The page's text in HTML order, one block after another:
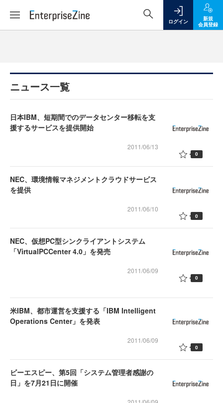
ログイン
新規
会員登録
ニュース一覧
日本IBM、短期間でのデータセンター移転を支
援するサービスを提供開始
2011/06/13
0
NEC、環境情報マネジメントクラウドサービス
を提供
2011/06/10
0
NEC、仮想PC型シンクライアントシステム
「VirtualPCCenter 4.0」を発売
2011/06/09
0
米IBM、都市運営を支援する「IBM Intelligent
Operations Center」を発表
2011/06/09
0
ビーエスピー、第5回「システム管理者感謝の
日」を7月21日に開催